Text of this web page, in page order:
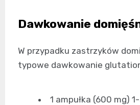
Dawkowanie
W przypadku zastrzyków
typowe dawkowanie
1 ampułka (600 mg)